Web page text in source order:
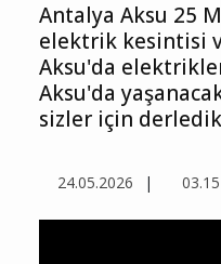
Antalya Aksu 25
elektrik kesintisi
Aksu'da
Aksu'da
sizler için
24.05.2026 03.15